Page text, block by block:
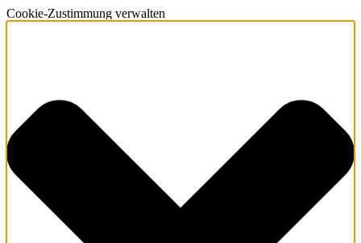
Cookie-Zustimmung verwalten